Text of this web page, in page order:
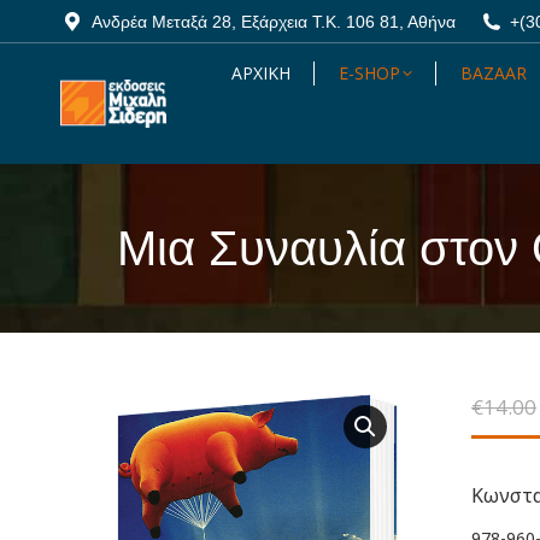
Ανδρέα Μεταξά 28, Εξάρχεια Τ.Κ. 106 81, Αθήνα
ΑΡΧΙΚΗ E-SHOP BAZAAR
Μια Συναυλία
You are here:
€14.00
Ανδρέα Μεταξά 28, Εξάρχεια Τ.Κ. 106 81, Αθήνα
ΑΡΧΙΚΗ E-SHOP BAZAAR